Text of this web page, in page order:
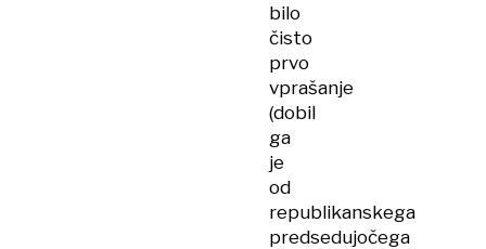
bilo
čisto
prvo
vprašanje
(dobil
ga
je
od
republikanskega
predsedujočega